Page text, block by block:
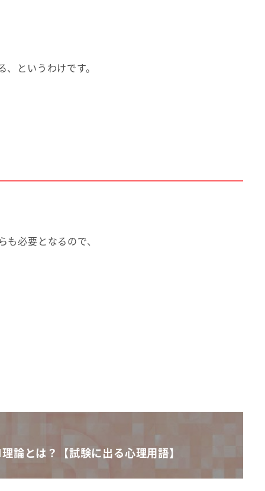
というわけです。
必要となるので、
論とは？【試験に出る心理用語】